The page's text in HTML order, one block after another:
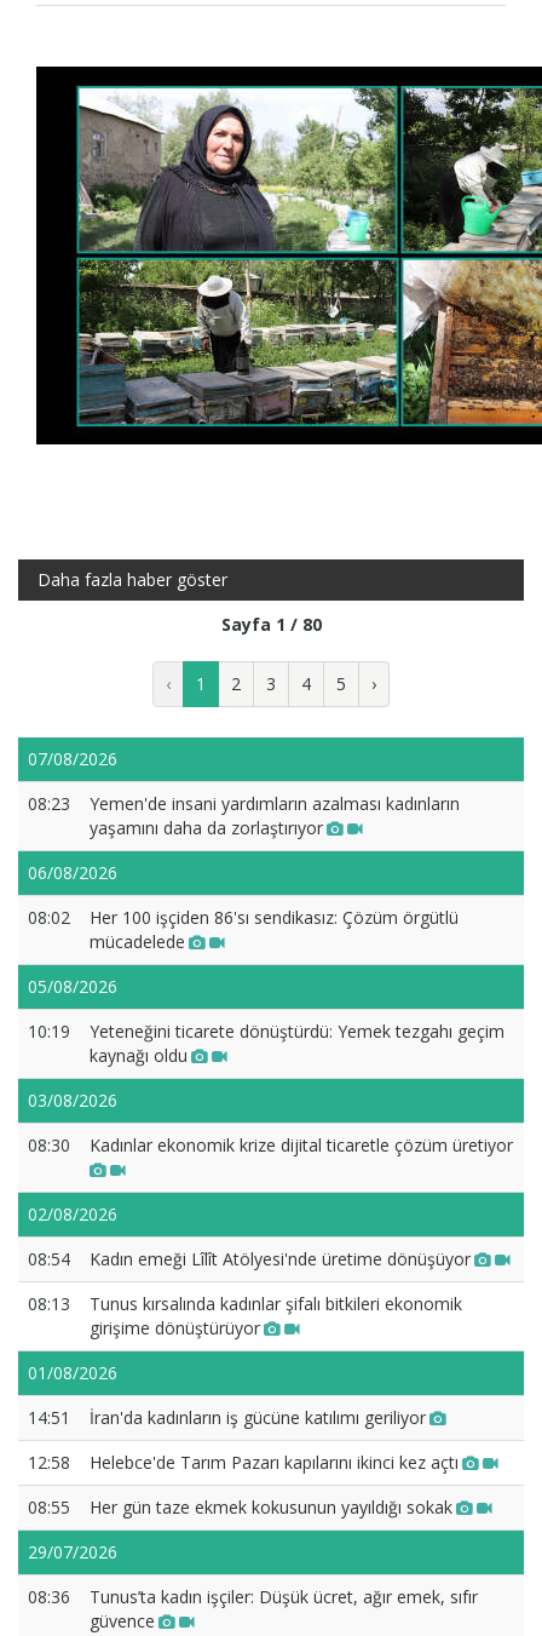
Daha fazla haber göster
Sayfa 1 / 80
‹ 1 2 3 4 5 ›
07/08/2026
08:23
Yemen'de insani yardımların azalması kadınların
yaşamını daha da zorlaştırıyor
06/08/2026
08:02
Her 100 işçiden 86'sı sendikasız: Çözüm örgütlü
mücadelede
05/08/2026
10:19
Yeteneğini ticarete dönüştürdü: Yemek tezgahı geçim
kaynağı oldu
03/08/2026
08:30
Kadınlar ekonomik krize dijital ticaretle çözüm üretiyor
02/08/2026
08:54
Kadın emeği Lîlît Atölyesi'nde üretime dönüşüyor
08:13
Tunus kırsalında kadınlar şifalı bitkileri ekonomik
girişime dönüştürüyor
01/08/2026
14:51
İran'da kadınların iş gücüne katılımı geriliyor
12:58
Helebce'de Tarım Pazarı kapılarını ikinci kez açtı
08:55
Her gün taze ekmek kokusunun yayıldığı sokak
29/07/2026
08:36
Tunus’ta kadın işçiler: Düşük ücret, ağır emek, sıfır
güvence